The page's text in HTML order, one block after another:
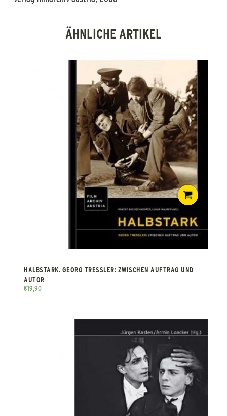
ÄHNLICHE ARTIKEL
HALBSTARK. GEORG TRESSLER: ZWISCHEN AUFTRAG UND
AUTOR
€19,90